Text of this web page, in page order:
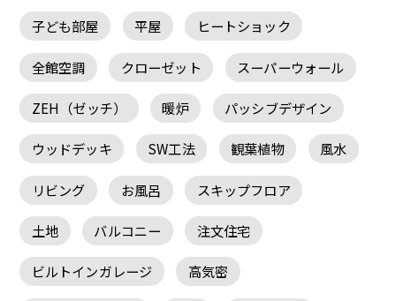
子ども部屋 平屋 ヒートショック
全館空調 クローゼット スーパーウォール
ZEH（ゼッチ） 暖炉 パッシブデザイン
ウッドデッキ SW工法 観葉植物 風水
リビング お風呂 スキップフロア
土地 バルコニー 注文住宅
ビルトインガレージ 高気密